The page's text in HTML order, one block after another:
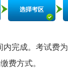
完成。考试费
费方式。